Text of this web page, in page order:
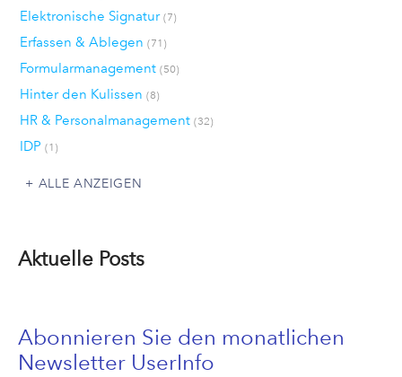
Elektronische Signatur (7)
Erfassen & Ablegen (71)
Formularmanagement (50)
Hinter den Kulissen (8)
HR & Personalmanagement (32)
IDP (1)
ALLE ANZEIGEN
Aktuelle Posts
Abonnieren Sie den monatlichen
Newsletter UserInfo